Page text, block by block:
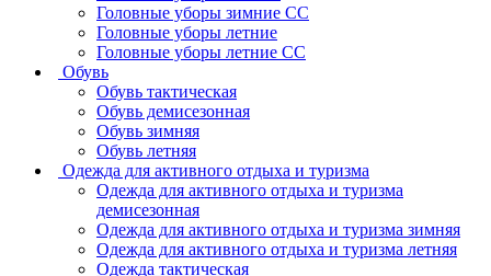
Головные уборы зимние СС
Головные уборы летние
Головные уборы летние СС
Обувь
Обувь тактическая
Обувь демисезонная
Обувь зимняя
Обувь летняя
Одежда для активного отдыха и туризма
Одежда для активного отдыха и туризма
демисезонная
Одежда для активного отдыха и туризма зимняя
Одежда для активного отдыха и туризма летняя
Одежда тактическая